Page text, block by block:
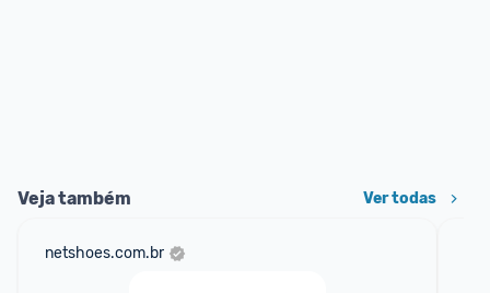
Veja também Ver todas
netshoes.com.br